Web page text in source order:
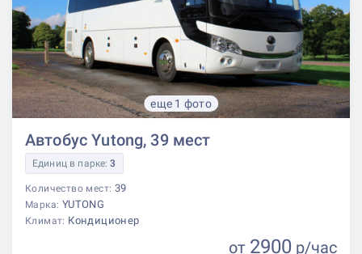
еще 1 фото
Автобус Yutong, 39 мест
Единиц в парке:3
Количество мест: 39
Марка: YUTONG
Климат: Кондиционер
от 2900 р/час